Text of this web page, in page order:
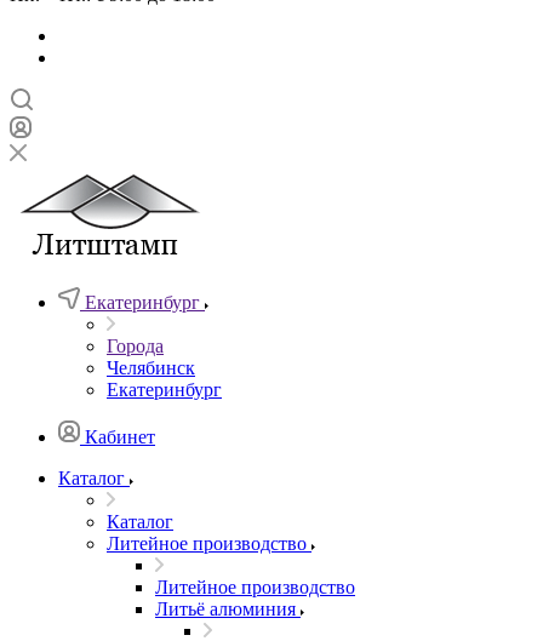
Екатеринбург
Города
Челябинск
Екатеринбург
Кабинет
Каталог
Каталог
Литейное производство
Литейное производство
Литьё алюминия